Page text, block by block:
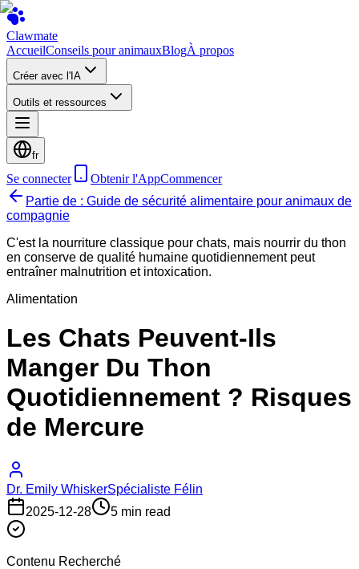
Clawmate
AccueilConseils pour animauxBlogÀ propos
Créer avec l'IA
Outils et ressources
fr
Se connecter Obtenir l'AppCommencer
Partie de : Guide de sécurité alimentaire pour animaux de
compagnie
C'est la nourriture classique pour chats, mais nourrir du thon
en conserve de qualité humaine quotidiennement peut
entraîner malnutrition et intoxication.
Alimentation
Les Chats Peuvent-Ils
Manger Du Thon
Quotidiennement ? Risques
de Mercure
Dr. Emily WhiskerSpécialiste Félin
2025-12-28
5 min read
Contenu Recherché